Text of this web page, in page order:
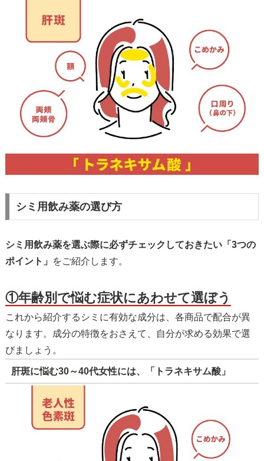
シミ用飲み薬の選び方
シミ用飲み薬を選ぶ際に必ずチェックしておきたい「3つの
ポイント」
をご紹介します。
①年齢別で悩む症状にあわせて選ぼう
これから紹介するシミに有効な成分は、各商品で配合が異
なります。成分の特徴をおさえて、自分が求める効果で選
びましょう。
肝斑に悩む30～40代女性には、「トラネキサム酸」